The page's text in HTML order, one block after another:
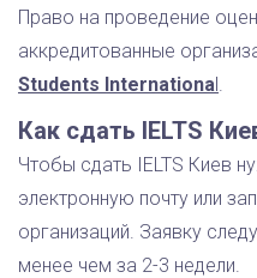
Право на проведение
аккредитованные
Students International.
Как сдать IELTS
Чтобы сдать IELTS Киев
электронную почту или
организаций. Заявку
менее чем за 2-3 недели.